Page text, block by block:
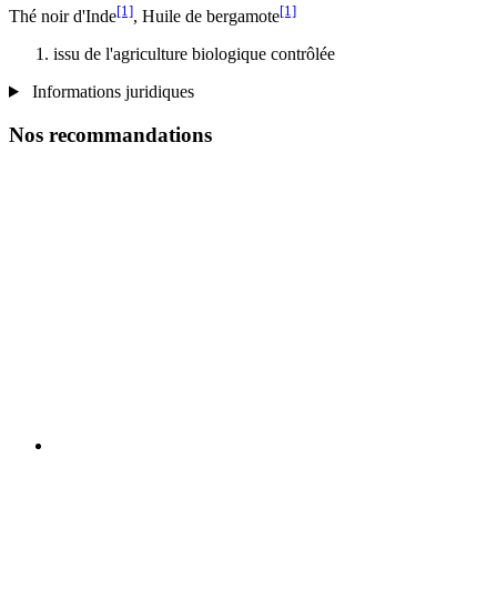
Thé noir d'Inde[1], Huile de bergamote[1]
issu de l'agriculture biologique contrôlée
Informations juridiques
Nos recommandations